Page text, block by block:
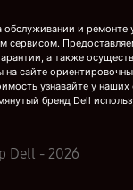
и ремонте
сервисом.
а также
на сайте
узнавайте у наших
бренд Dell
Dell - 2026